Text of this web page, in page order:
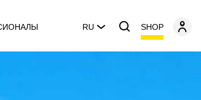
RU SHOP